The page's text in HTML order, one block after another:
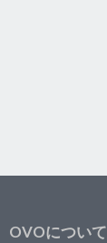
OVOについて